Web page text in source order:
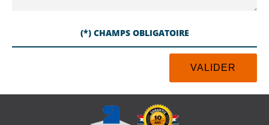
(*) CHAMPS OBLIGATOIRE